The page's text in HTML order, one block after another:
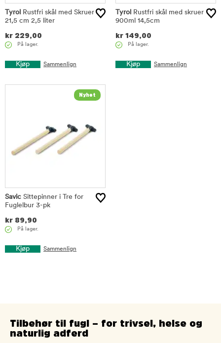
Tyrol Rustfri skål med Skruer
21,5 cm 2,5 liter
kr 229,00
På lager.
Kjøp Sammenlign
Tyrol Rustfri skål med skruer
900ml 14,5cm
kr 149,00
På lager.
Kjøp Sammenlign
Savic Sittepinner i Tre for
Fuglelbur 3-pk
kr 89,90
På lager.
Kjøp Sammenlign
Tilbehør til fugl – for trivsel, helse og
naturlig adferd